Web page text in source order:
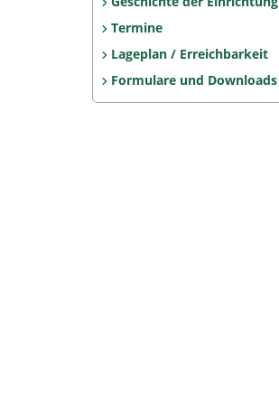
Termine
Lageplan / Erreichbarkeit
Formulare und Downloads